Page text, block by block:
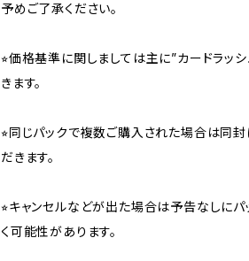
予めご了承ください。
⭐︎価格基準に関しましては主に”カードラッ
きます。
⭐︎同じパックで複数ご購入された場合は同
だきます。
⭐︎キャンセルなどが出た場合は予告なしに
く可能性があります。